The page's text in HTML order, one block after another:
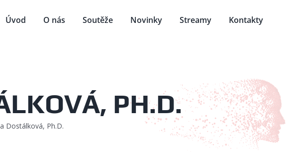
Úvod O nás Soutěže Novinky Streamy Kontakty
PH.D.
Dostálková, Ph.D.